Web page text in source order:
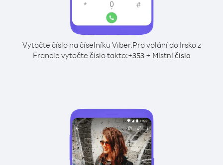
Vytočte číslo na číselníku Viber.Pro volání do Irsko z
Francie vytočte číslo takto:+353+ Místní číslo